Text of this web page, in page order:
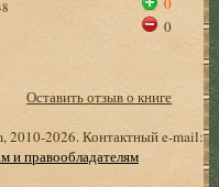
0
Оставить отзыв о книге
2010-2026. Контактный e-mail:
и правообладателям